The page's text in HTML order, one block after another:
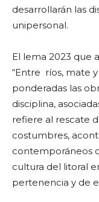
desarrollarán las
unipersonal.
El lema 2023 que
“Entre ríos, mate
ponderadas las
disciplina,
refiere al rescate
costumbres,
contemporáneos
cultura del litoral
pertenencia y de